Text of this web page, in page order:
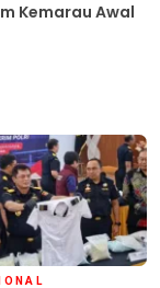
Kemarau Awal